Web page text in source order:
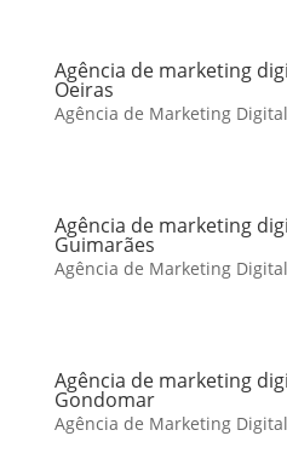
Agência de marketing
Oeiras
Agência de Marketing
Agência de marketing
Guimarães
Agência de Marketing
Agência de marketing
Gondomar
Agência de Marketing